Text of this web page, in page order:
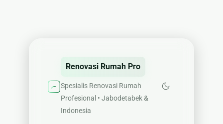
Renovasi Rumah Pro
Spesialis Renovasi Rumah
Profesional • Jabodetabek &
Indonesia